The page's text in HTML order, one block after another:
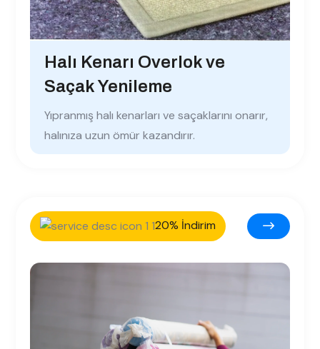
Halı Kenarı Overlok ve
Saçak Yenileme
Yıpranmış halı kenarları ve saçaklarını onarır,
halınıza uzun ömür kazandırır.
20% İndirim